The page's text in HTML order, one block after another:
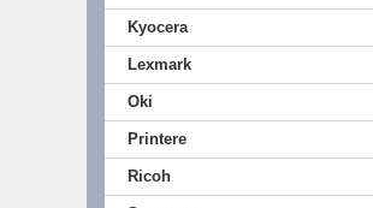
Kyocera
Lexmark
Oki
Printere
Ricoh